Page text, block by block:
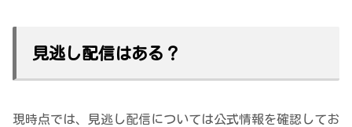
見逃し配信はある？
現時点では、見逃し配信については公式情報を確認してお